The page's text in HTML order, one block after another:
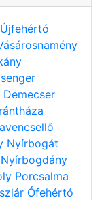
Újfehértó
Demecser
Nyírbogát
Nyírbogdány
Porcsalma
Ófehértó